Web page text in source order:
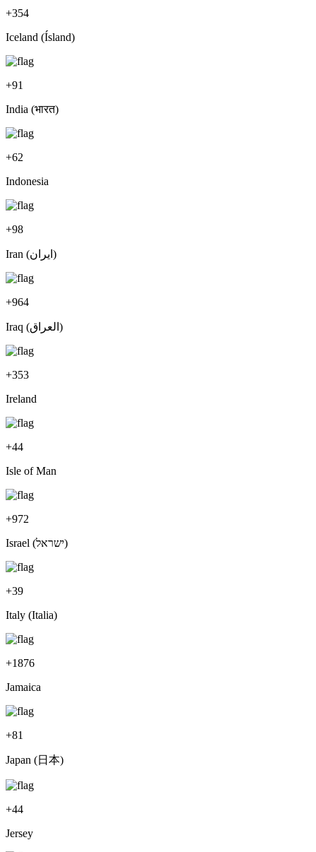
+354
Iceland (Ísland)
+91
India (भारत)
+62
Indonesia
+98
Iran (‫ایران‬‎)
+964
Iraq (‫العراق‬‎)
+353
Ireland
+44
Isle of Man
+972
Israel (‫ישראל‬‎)
+39
Italy (Italia)
+1876
Jamaica
+81
Japan (日本)
+44
Jersey